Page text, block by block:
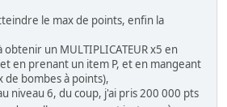
le max de points, enfin la
obtenir un MULTIPLICATEUR x5 en
en prenant un item P, et en mangeant
de bombes à points),
niveau 6, du coup, j'ai pris 200 000 pts